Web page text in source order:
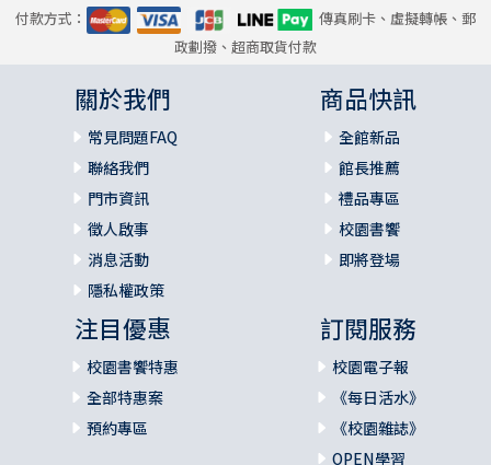
情，可以幫助我們理解即將來臨的日子。我們對生活和家人
懷有一些盼望，卻發現啟示錄沒有談到任何有關我們前景如
鑽研星座，偶爾讀一篇科幻小說作為逃避，竭盡所能地如此
過日子。
怎麼了，發生了什麼事？啟示錄—儘管是神聖的經文—是否辜
負了我們？上帝的話語，雖然在之前數世紀受到相當的看
重，但要與我們這個成年人、成熟的世界溝通，卻顯得頗不
夠看？我們把啟示錄的作者和讀者，歸類成手相算命師之列—
天花亂墜而且有些離譜。
或者，是不是我們沒有付出足夠的思考？也許閱讀啟示錄需
要的是某種辛苦費力的專注，去弄懂許多的象徵符號，去處
理年代順序，以及去搞清楚預言內容。許多人的確已經那樣
做了。他們執著於未來，卻不願意承認聖經沒有對未來下定
論，於是扭曲及安排其中的內容，直到最後誕生了他們想要
付款方式：
傳真刷卡、虛擬轉帳、郵
政劃撥、超商取貨付款
關於我們
常見問題FAQ
聯絡我們
門市資訊
徵人啟事
消息活動
隱私權政策
商品快訊
全館新品
館長推薦
禮品專區
校園書饗
即將登場
注目優惠
校園書饗特惠
全部特惠案
預約專區
訂閱服務
校園電子報
《每日活水》
《校園雜誌》
OPEN學習